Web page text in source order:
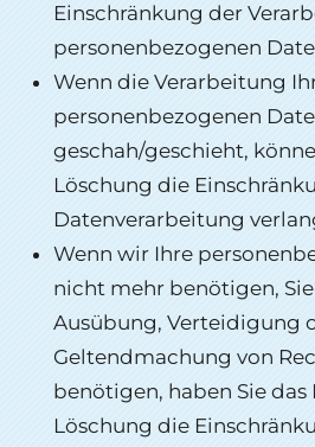
Einschränkung der
personenbezogenen
Wenn die Verarbeitung
personenbezogenen
geschah/geschieht,
Löschung die
Datenverarbeitung
Wenn wir Ihre
nicht mehr benötigen,
Ausübung, Verteidigung
Geltendmachung von
benötigen, haben Sie
Löschung die